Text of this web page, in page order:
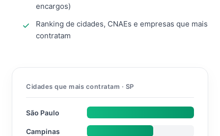
encargos)
Ranking de cidades, CNAEs e empresas que mais
contratam
Cidades que mais contratam · SP
São Paulo
Campinas